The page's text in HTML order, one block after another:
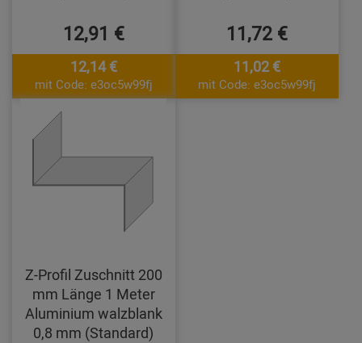
12,91 €
12,14 €
mit Code: e3oc5w99fj
11,72 €
11,02 €
mit Code: e3oc5w99fj
Z-Profil Zuschnitt 200
mm Länge 1 Meter
Aluminium walzblank
0,8 mm (Standard)